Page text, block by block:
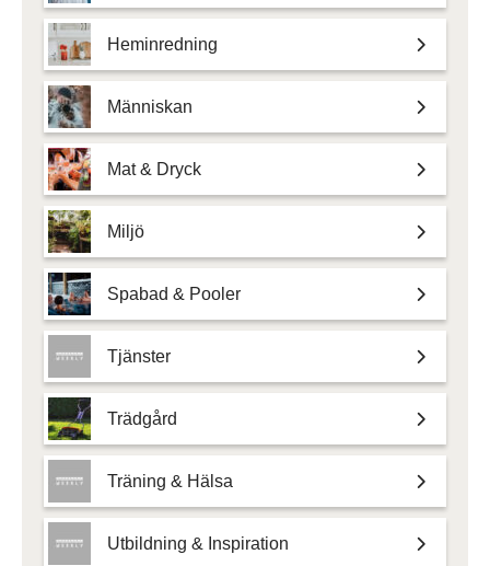
Heminredning
Människan
Mat & Dryck
Miljö
Spabad & Pooler
Tjänster
Trädgård
Träning & Hälsa
Utbildning & Inspiration